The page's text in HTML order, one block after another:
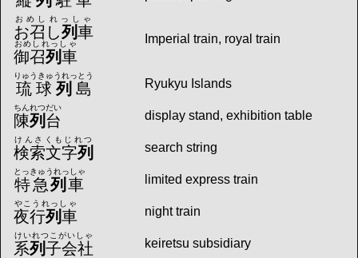
お召し列車
おめしれっしゃ
御召列車
おめしれっしゃ Imperial train, royal train
琉球 列 島
りゅうきゅうれっとう
Ryukyu Islands
陳列 台
ちんれつだい
display stand, exhibition table
検索文字列
けんさくもじれつ
search string
特急列車
とっきゅうれっしゃ
limited express train
夜行列車
やこうれっしゃ
night train
系列子会社
けいれつこがいしゃ
keiretsu subsidiary